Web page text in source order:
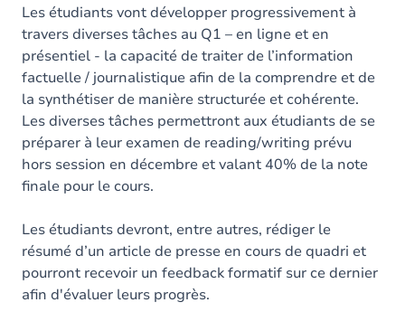
Les étudiants vont développer progressivement à
travers diverses tâches au Q1 – en ligne et en
présentiel - la capacité de traiter de l’information
factuelle / journalistique afin de la comprendre et de
la synthétiser de manière structurée et cohérente.
Les diverses tâches permettront aux étudiants de se
préparer à leur examen de reading/writing prévu
hors session en décembre et valant 40% de la note
finale pour le cours.
Les étudiants devront, entre autres, rédiger le
résumé d’un article de presse en cours de quadri et
pourront recevoir un feedback formatif sur ce dernier
afin d'évaluer leurs progrès.